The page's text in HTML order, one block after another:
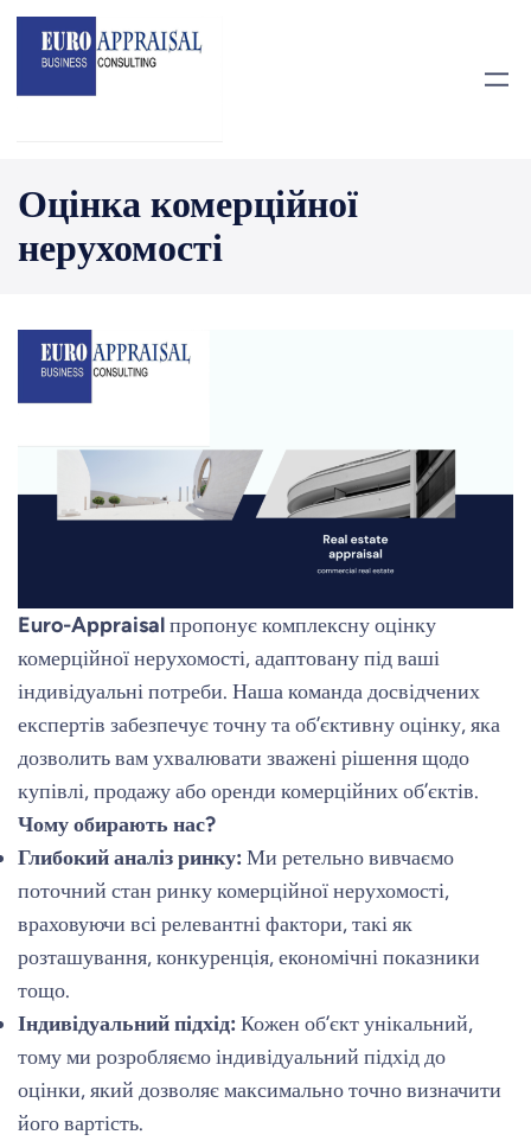
Перейти
Оцінка комерційної
нерухомості
Euro-Appraisalпропонує комплексну оцінку
комерційної нерухомості, адаптовану під ваші
індивідуальні потреби. Наша команда досвідчених
експертів забезпечує точну та об’єктивну оцінку, яка
дозволить вам ухвалювати зважені рішення щодо
купівлі, продажу або оренди комерційних об’єктів.
Чому обирають нас?
Глибокий аналіз ринку: Ми ретельно вивчаємо
поточний стан ринку комерційної нерухомості,
враховуючи всі релевантні фактори, такі як
розташування, конкуренція, економічні показники
тощо.
Індивідуальний підхід: Кожен об’єкт унікальний,
тому ми розробляємо індивідуальний підхід до
оцінки, який дозволяє максимально точно визначити
його вартість.